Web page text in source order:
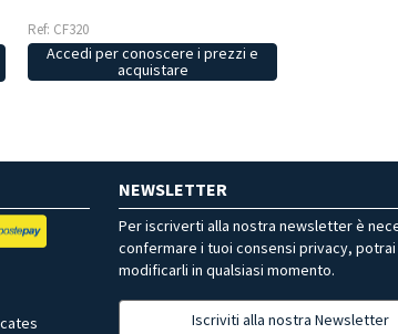
Ref: CF320
Accedi per conoscere i prezzi e
acquistare
NEWSLETTER
Per iscriverti alla nostra newsletter è
confermare i tuoi consensi privacy,
modificarli in qualsiasi momento.
Iscriviti alla nostra Newsletter